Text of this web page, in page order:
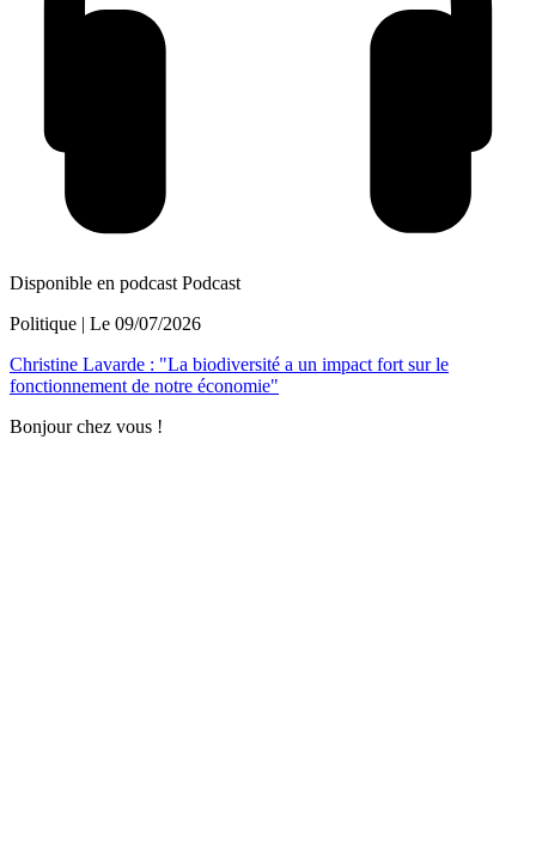
Disponible en podcast Podcast
Politique | Le 09/07/2026
Christine Lavarde : "La biodiversité a un impact fort sur le
fonctionnement de notre économie"
Bonjour chez vous !